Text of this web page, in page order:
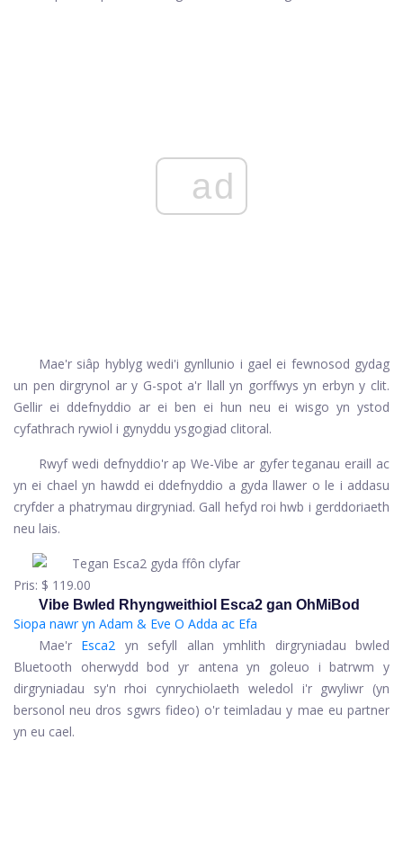
ad
Mae'r siâp hyblyg wedi'i gynllunio i gael ei fewnosod gydag
un pen dirgrynol ar y G-spot a'r llall yn gorffwys yn erbyn y clit.
Gellir ei ddefnyddio ar ei ben ei hun neu ei wisgo yn ystod
cyfathrach rywiol i gynyddu ysgogiad clitoral.
Rwyf wedi defnyddio'r ap We-Vibe ar gyfer teganau eraill ac
yn ei chael yn hawdd ei ddefnyddio a gyda llawer o le i addasu
cryfder a phatrymau dirgryniad. Gall hefyd roi hwb i gerddoriaeth
neu lais.
Pris: $ 119.00
Vibe Bwled Rhyngweithiol Esca2 gan OhMiBod
Siopa nawr yn Adam & Eve O Adda ac Efa
Mae'r Esca2 yn sefyll allan ymhlith dirgryniadau bwled
Bluetooth oherwydd bod yr antena yn goleuo i batrwm y
dirgryniadau sy'n rhoi cynrychiolaeth weledol i'r gwyliwr (yn
bersonol neu dros sgwrs fideo) o'r teimladau y mae eu partner
yn eu cael.